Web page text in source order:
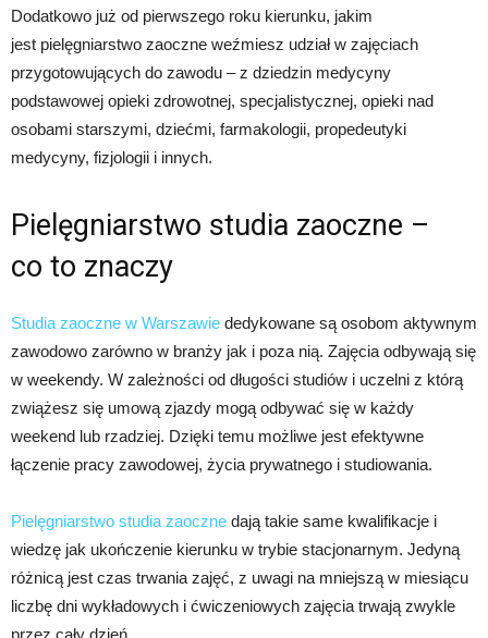
Dodatkowo już od pierwszego roku kierunku, jakim
jest pielęgniarstwo zaoczne weźmiesz udział w zajęciach
przygotowujących do zawodu – z dziedzin medycyny
podstawowej opieki zdrowotnej, specjalistycznej, opieki nad
osobami starszymi, dziećmi, farmakologii, propedeutyki
medycyny, fizjologii i innych.
Pielęgniarstwo studia zaoczne –
co to znaczy
Studia zaoczne w Warszawie dedykowane są osobom aktywnym
zawodowo zarówno w branży jak i poza nią. Zajęcia odbywają się
w weekendy. W zależności od długości studiów i uczelni z którą
zwiążesz się umową zjazdy mogą odbywać się w każdy
weekend lub rzadziej. Dzięki temu możliwe jest efektywne
łączenie pracy zawodowej, życia prywatnego i studiowania.
Pielęgniarstwo studia zaoczne dają takie same kwalifikacje i
wiedzę jak ukończenie kierunku w trybie stacjonarnym. Jedyną
różnicą jest czas trwania zajęć, z uwagi na mniejszą w miesiącu
liczbę dni wykładowych i ćwiczeniowych zajęcia trwają zwykle
przez cały dzień.